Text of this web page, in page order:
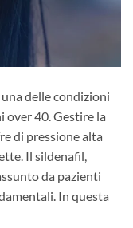
delle condizioni
over 40. Gestire la
di pressione alta
Il sildenafil,
da pazienti
In questa